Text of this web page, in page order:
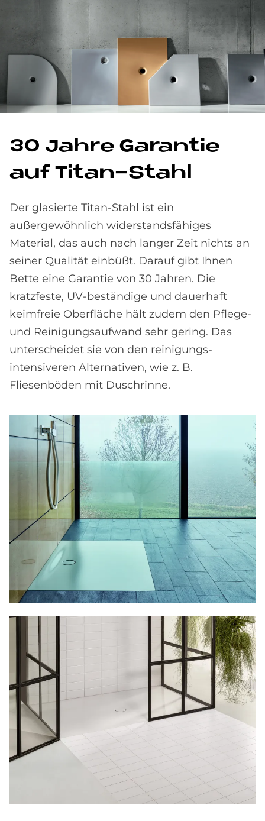
30 Jah­re Ga­ran­tie
auf Ti­tan-Stahl
Der glasierte Titan-Stahl ist ein
außergewöhnlich widerstandsfähiges
Material, das auch nach langer Zeit nichts an
seiner Qualität einbüßt. Darauf gibt Ihnen
Bette eine Garantie von 30 Jahren. Die
kratzfeste, UV-beständige und dauerhaft
keimfreie Oberfläche hält zudem den Pflege-
und Reinigungsaufwand sehr gering. Das
unterscheidet sie von den reinigungs-
intensiveren Alternativen, wie z. B.
Fliesenböden mit Duschrinne.